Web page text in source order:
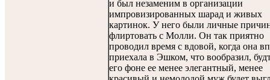
и был незаменим в организации
импровизированных шарад и живых
картинок. У него были личные
флиртовать с Молли. Он так приятно
проводил время с вдовой, когда она
приехала в Эшком, что вообразил,
его фоне ее менее элегантный, менее